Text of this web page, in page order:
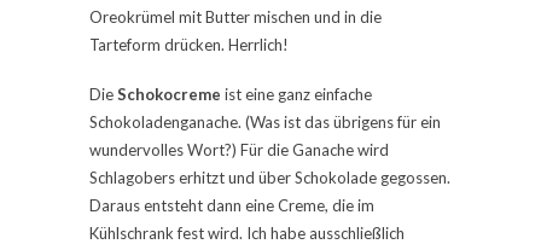
Oreokrümel mit Butter mischen und in die
Tarteform drücken. Herrlich!
DieSchokocreme ist eine ganz einfache
Schokoladenganache. (Was ist das übrigens für ein
wundervolles Wort?) Für die Ganache wird
Schlagobers erhitzt und über Schokolade gegossen.
Daraus entsteht dann eine Creme, die im
Kühlschrank fest wird. Ich habe ausschließlich